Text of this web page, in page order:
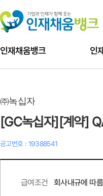
인재채움뱅크 인
㈜녹십자
[GC녹십자][계약]
공고번호 : 19388541
급여조건 회사내규에 따름